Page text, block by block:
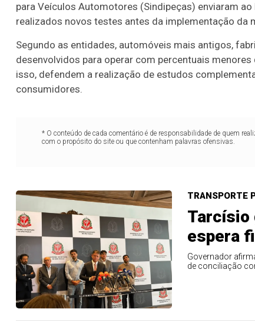
para Veículos Automotores (Sindipeças) enviaram
realizados novos testes antes da implementação da
Segundo as entidades, automóveis mais antigos,
desenvolvidos para operar com percentuais
isso, defendem a realização de estudos
consumidores.
* O conteúdo de cada comentário é de responsabilidade de quem
com o propósito do site ou que contenham palavras ofensivas.
TRANSPORTE
Tarcísio
espera
Governador
de conciliação
3755 (06/08/26)
07 08 09 11
20 22 23 24
05
35